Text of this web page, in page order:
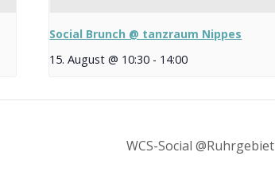
Social Brunch @ tanzraum Nippes
15. August @ 10:30 - 14:00
WCS-Social @Ruhrgebiet